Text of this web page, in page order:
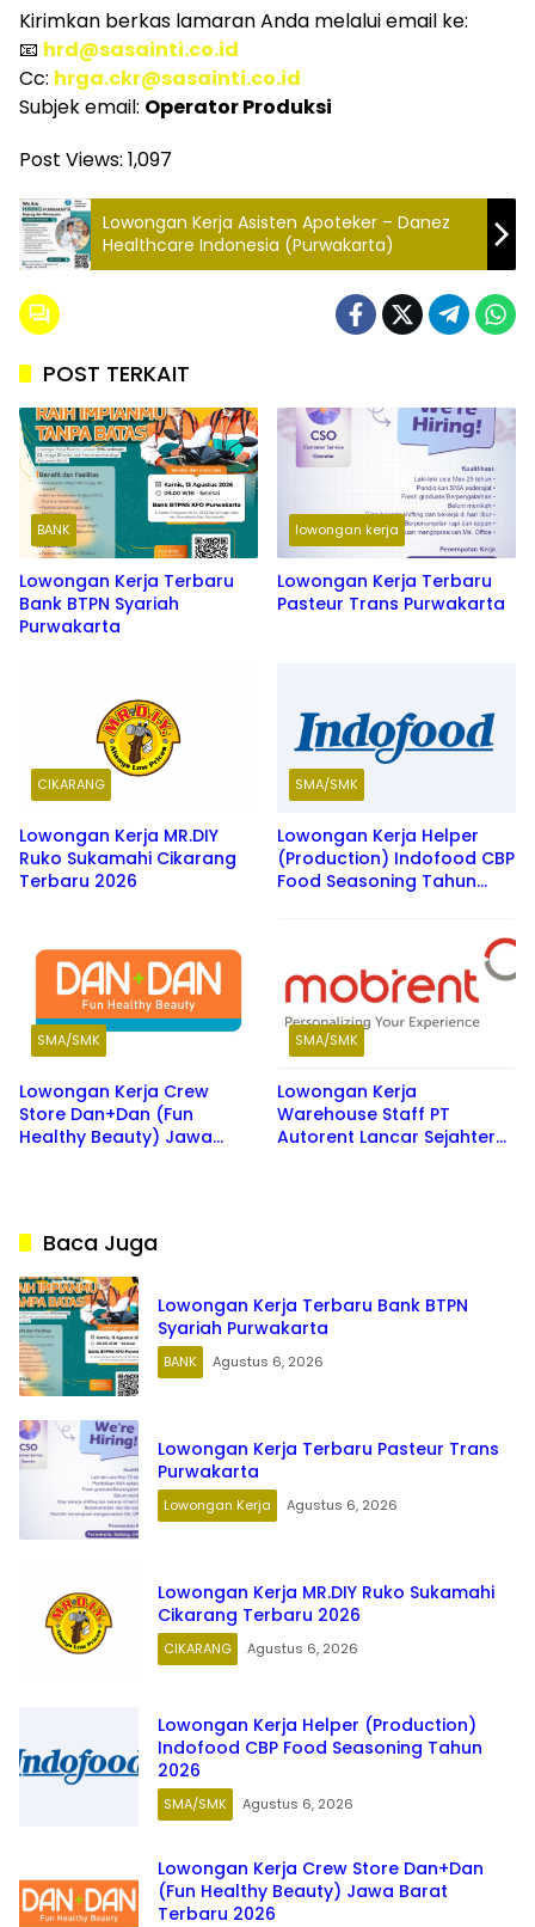
Kirimkan berkas lamaran Anda melalui email ke:
📧 hrd@sasainti.co.id
Cc: hrga.ckr@sasainti.co.id
Subjek email: Operator Produksi
Post Views: 1,097
Lowongan Kerja Asisten Apoteker – Danez
Healthcare Indonesia (Purwakarta)
POST TERKAIT
BANK
Lowongan Kerja Terbaru
Bank BTPN Syariah
Purwakarta
lowongan kerja
Lowongan Kerja Terbaru
Pasteur Trans Purwakarta
CIKARANG
Lowongan Kerja MR.DIY
Ruko Sukamahi Cikarang
Terbaru 2026
SMA/SMK
Lowongan Kerja Helper
(Production) Indofood CBP
Food Seasoning Tahun
SMA/SMK
Lowongan Kerja Crew
Store Dan+Dan (Fun
Healthy Beauty) Jawa
SMA/SMK
Lowongan Kerja
Warehouse Staff PT
Autorent Lancar Sejahtera
Baca Juga
Lowongan Kerja Terbaru Bank BTPN
Syariah Purwakarta
BANK Agustus 6, 2026
Lowongan Kerja Terbaru Pasteur Trans
Purwakarta
Lowongan Kerja Agustus 6, 2026
Lowongan Kerja MR.DIY Ruko Sukamahi
Cikarang Terbaru 2026
CIKARANG Agustus 6, 2026
Lowongan Kerja Helper (Production)
Indofood CBP Food Seasoning Tahun
2026
SMA/SMK Agustus 6, 2026
Lowongan Kerja Crew Store Dan+Dan
(Fun Healthy Beauty) Jawa Barat
Terbaru 2026